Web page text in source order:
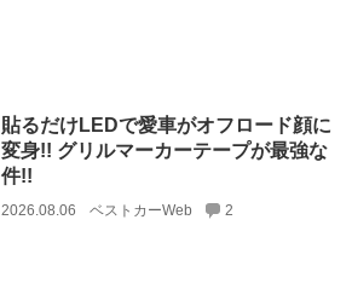
貼るだけLEDで愛車がオフロード顔に
変身!! グリルマーカーテープが最強な
件!!
2026.08.06 ベストカーWeb 2